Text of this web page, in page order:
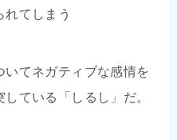
れてしまう
いてネガティブな感情を
ている「しるし」だ。